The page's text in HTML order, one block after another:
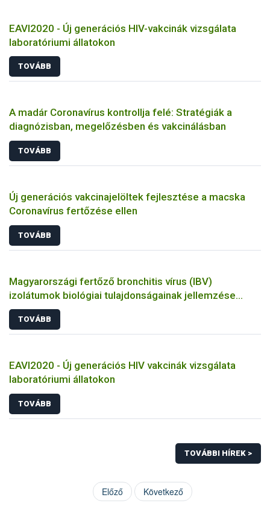
EAVI2020 - Új generációs HIV-vakcinák vizsgálata
laboratóriumi állatokon
TOVÁBB
A madár Coronavírus kontrollja felé: Stratégiák a
diagnózisban, megelőzésben és vakcinálásban
TOVÁBB
Új generációs vakcinajelöltek fejlesztése a macska
Coronavírus fertőzése ellen
TOVÁBB
Magyarországi fertőző bronchitis vírus (IBV)
izolátumok biológiai tulajdonságainak jellemzése
állatkísérletes és molekuláris biológiai eszközökkel
TOVÁBB
EAVI2020 - Új generációs HIV vakcinák vizsgálata
laboratóriumi állatokon
TOVÁBB
TOVÁBBI HÍREK >
Előző Következő